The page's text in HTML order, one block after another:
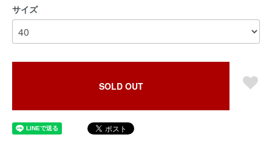
サイズ
SOLD OUT